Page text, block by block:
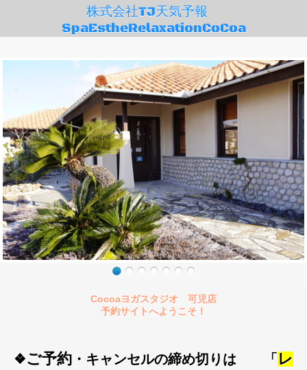
株式会社TJ天気予報
SpaEstheRelaxationCoCoa
Cocoaヨガスタジオ 可児店
予約サイトへようこそ！
❖ご予約 ・キャンセルの締め切りは 「 レ